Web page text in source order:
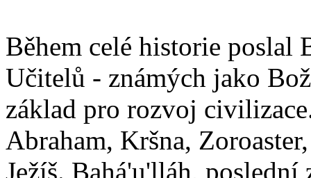
Během celé historie poslal
Učitelů - známých jako
základ pro rozvoj
Abraham, Kršna,
Ježíš. Bahá'u'lláh,